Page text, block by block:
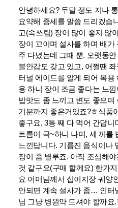
안녕하세요? 두달 정도 지나
요약해 증세를 말씀 드리겠습
고(속쓰림) 장이 많이 좋지 않
장이 꼬이며 설사를 하며 배
주 다녔는데 그때 뿐. 오랫동
불안감도 갖고 있고, 어쩔땐
터널 에이드를 알게 되어 복용
용 하니 장이 조금 좋다는 느
밥맛도 좀 느끼고 변도 좋으며
기분까지 좋은거있죠?ㅎ식품
좋구요, 3통 째 다 먹어 간답
트름이 극~하니 나며, 세 끼를
느낀답니다. 기름진 음식이나
장이 좀 별루죠. 아직 조심해
것 같구요(구매 할께요) 한가
요 어머님께서 십이지장 궤양
안되면 계속 설사가 좀… 인터
님 그냥 병원약 드셔야 할까요